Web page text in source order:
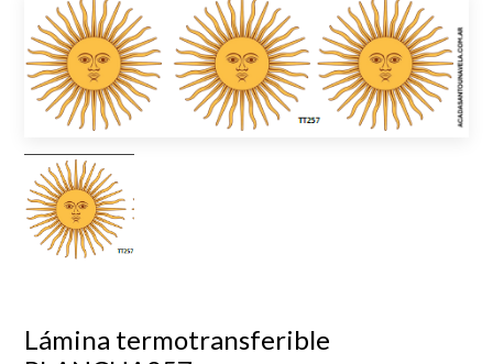
Lámina termotransferible